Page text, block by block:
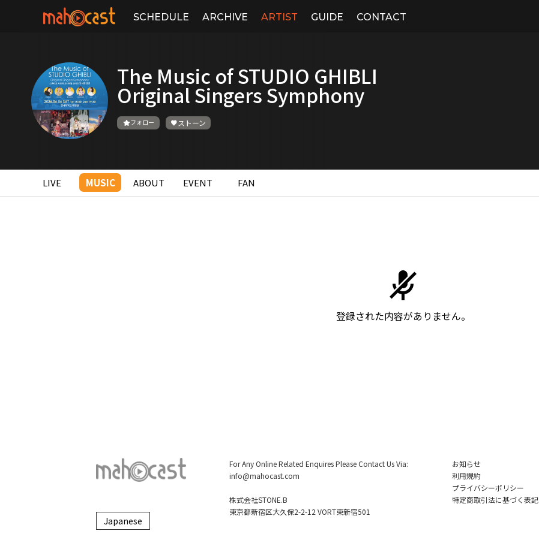
SCHEDULE ARCHIVE ARTIST GUIDE CONTACT
The Music of STUDIO GHIBLI
Original Singers Symphony
フォロー ストーン
LIVE MUSIC ABOUT EVENT FAN
登録された内容がありません。
For Any Online Related Enquires Please Contact Us Via:
info@mahocast.com
株式会社STONE.B
東京都新宿区大久保2-2-12 VORT東新宿501
お知らせ
利用規約
プライバシーポリシー
特定商取引法に基づく表記